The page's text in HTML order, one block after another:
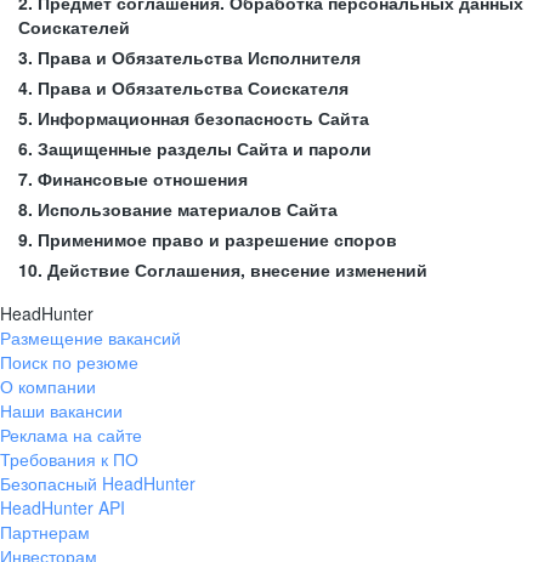
Соискателей
3. Права и Обязательства Исполнителя
4. Права и Обязательства Соискателя
5. Информационная безопасность Сайта
6. Защищенные разделы Сайта и пароли
7. Финансовые отношения
8. Использование материалов Сайта
9. Применимое право и разрешение споров
10. Действие Соглашения, внесение изменений
HeadHunter
Размещение вакансий
Поиск по резюме
О компании
Наши вакансии
Реклама на сайте
Требования к ПО
Безопасный HeadHunter
HeadHunter API
Партнерам
Инвесторам